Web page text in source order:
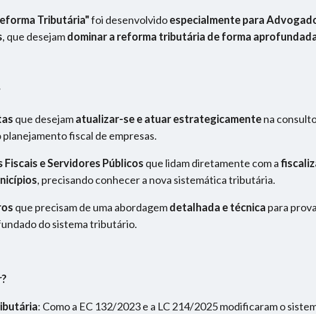
Tributária"foi desenvolvidoespecialmente para
, que desejamdominar a reforma tributária de forma
que desejamatualizar-se e atuar estrategicamentena
fiscal de empresas.
e Servidores Públicos que lidam diretamente com a
, precisando conhecer a nova sistemática tributária.
que precisam de uma abordagemdetalhada e técnica para
do sistema tributário.
: Como a EC 132/2023 e a LC 214/2025 modificaram o